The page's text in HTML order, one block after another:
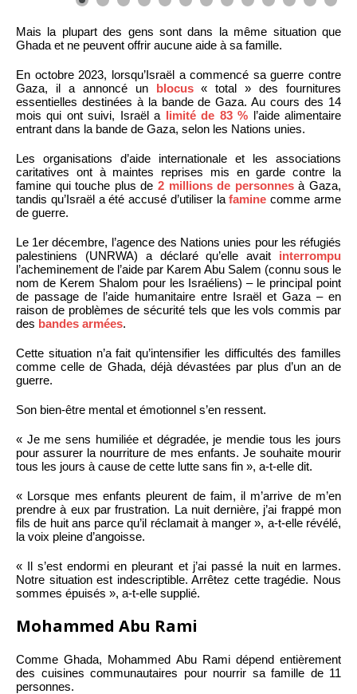
Mais la plupart des gens sont dans la même situation que
Ghada et ne peuvent offrir aucune aide à sa famille.
En octobre 2023, lorsqu’Israël a commencé sa guerre contre
Gaza, il a annoncé un blocus« total » des fournitures
essentielles destinées à la bande de Gaza. Au cours des 14
mois qui ont suivi, Israël a limité de 83 % l’aide alimentaire
entrant dans la bande de Gaza, selon les Nations unies.
Les organisations d’aide internationale et les associations
caritatives ont à maintes reprises mis en garde contre la
famine qui touche plus de 2 millions de personnesà Gaza,
tandis qu’Israël a été accusé d’utiliser lafamine comme arme
de guerre.
Le 1er décembre, l’agence des Nations unies pour les réfugiés
palestiniens (UNRWA) a déclaré qu’elle avait interrompu
l’acheminement de l’aide par Karem Abu Salem (connu sous le
nom de Kerem Shalom pour les Israéliens) – le principal point
de passage de l’aide humanitaire entre Israël et Gaza – en
raison de problèmes de sécurité tels que les vols commis par
des bandes armées.
Cette situation n’a fait qu’intensifier les difficultés des familles
comme celle de Ghada, déjà dévastées par plus d’un an de
guerre.
Son bien-être mental et émotionnel s’en ressent.
« Je me sens humiliée et dégradée, je mendie tous les jours
pour assurer la nourriture de mes enfants. Je souhaite mourir
tous les jours à cause de cette lutte sans fin », a-t-elle dit.
« Lorsque mes enfants pleurent de faim, il m’arrive de m’en
prendre à eux par frustration. La nuit dernière, j’ai frappé mon
fils de huit ans parce qu’il réclamait à manger », a-t-elle révélé,
la voix pleine d’angoisse.
« Il s’est endormi en pleurant et j’ai passé la nuit en larmes.
Notre situation est indescriptible. Arrêtez cette tragédie. Nous
sommes épuisés », a-t-elle supplié.
Mohammed Abu Rami
Comme Ghada, Mohammed Abu Rami dépend entièrement
des cuisines communautaires pour nourrir sa famille de 11
personnes.